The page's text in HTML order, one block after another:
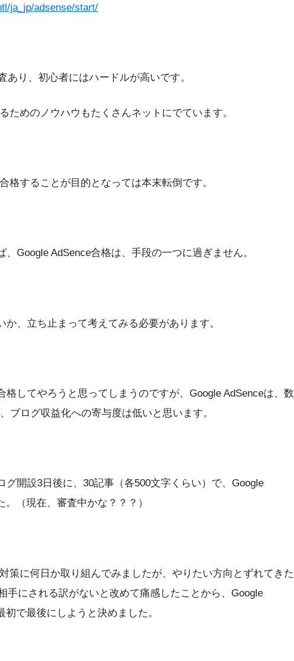
ja_jp/adsense/start/
あり、初心者にはハードルが高いです。
ためのノウハウもたくさんネットにでています。
格することが目的となっては本末転倒です。
Google AdSence合格は、手段の一つに過ぎません。
、立ち止まって考えてみる必要があります。
格してやろうと思ってしまうのですが、Google AdSenceは、数
ブログ収益化への寄与度は低いと思います。
グ開設3日後に、30記事（各500文字くらい）で、Google
（現在、審査中かな？？？）
策に何日か取り組んでみましたが、やりたい方向とずれてきた
手にされる訳がないと改めて痛感したことから、Google
で最後にしようと決めました。